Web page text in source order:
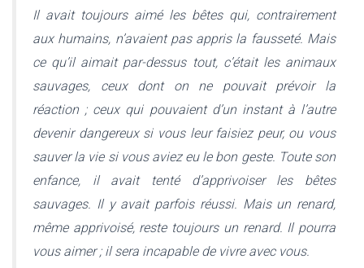
Il avait toujours aimé les bêtes qui, contrairement
aux humains, n’avaient pas appris la fausseté. Mais
ce qu’il aimait par-dessus tout, c’était les animaux
sauvages, ceux dont on ne pouvait prévoir la
réaction ; ceux qui pouvaient d’un instant à l’autre
devenir dangereux si vous leur faisiez peur, ou vous
sauver la vie si vous aviez eu le bon geste. Toute son
enfance, il avait tenté d’apprivoiser les bêtes
sauvages. Il y avait parfois réussi. Mais un renard,
même apprivoisé, reste toujours un renard. Il pourra
vous aimer ; il sera incapable de vivre avec vous.